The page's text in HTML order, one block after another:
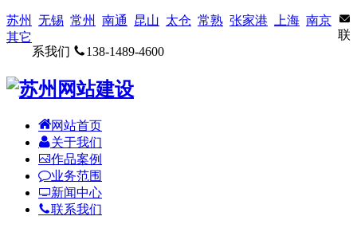
苏州 无锡 常州 南通 昆山 太仓 常熟 张家港 上海 南京
其它
联
系我们
138-1489-4600
网站首页
关于我们
作品案例
业务范围
新闻中心
联系我们